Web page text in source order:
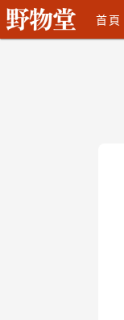
首頁